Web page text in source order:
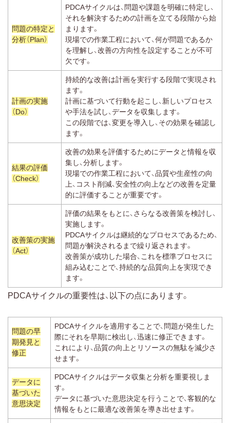
問題の特定と
分析（Plan）
PDCAサイクルは、問題や課題を明確に特定し、
それを解決するための計画を立てる段階から始
まります。
現場での作業工程において、何が問題であるか
を理解し、改善の方向性を設定することが不可
欠です。
計画の実施
（Do）
持続的な改善は計画を実行する段階で実現され
ます。
計画に基づいて行動を起こし、新しいプロセス
や手法を試し、データを収集します。
この段階では、変更を導入し、その効果を確認し
ます。
結果の評価
（Check）
改善の効果を評価するためにデータと情報を収
集し、分析します。
現場での作業工程において、品質や生産性の向
上、コスト削減、安全性の向上などの改善を定量
的に評価することが重要です。
改善策の実施
（Act）
評価の結果をもとに、さらなる改善策を検討し、
実施します。
PDCAサイクルは継続的なプロセスであるため、
問題が解決されるまで繰り返されます。
改善策が成功した場合、これを標準プロセスに
組み込むことで、持続的な品質向上を実現でき
ます。
PDCAサイクルの重要性は、以下の点にあります。
問題の早
期発見と
修正
PDCAサイクルを適用することで、問題が発生した
際にそれを早期に検出し、迅速に修正できます。
これにより、品質の向上とリソースの無駄を減少さ
せます。
データに
基づいた
意思決定
PDCAサイクルはデータ収集と分析を重要視しま
す。
データに基づいた意思決定を行うことで、客観的な
情報をもとに最適な改善策を導き出せます。